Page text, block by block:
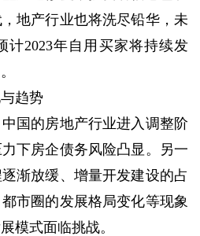
地产行业也将洗尽铅华，未
计2023年自用买家将持续发
趋势
国的房地产行业进入调整阶
下房企债务风险凸显。另一
渐放缓、增量开发建设的占
市圈的发展格局变化等现象
模式面临挑战。